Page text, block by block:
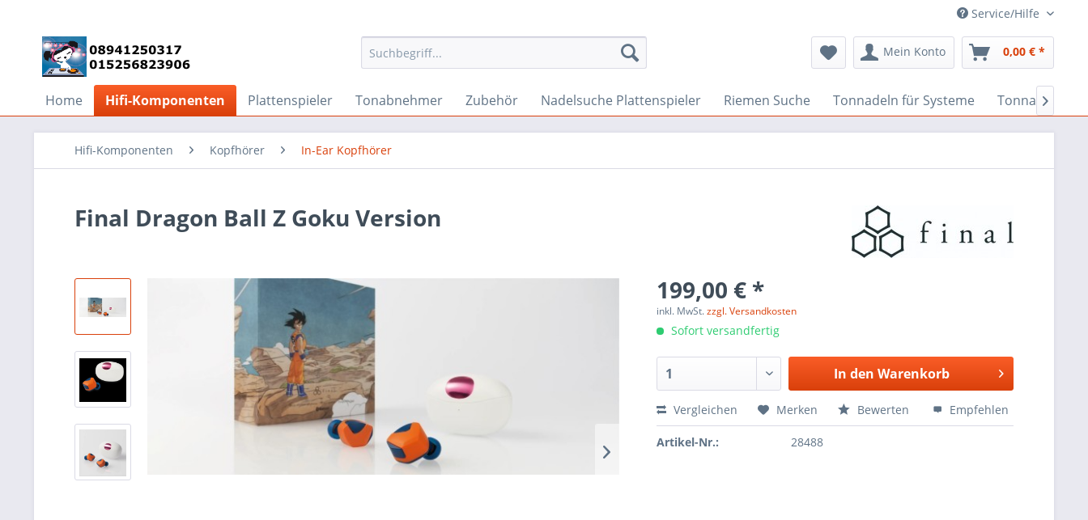
Service/Hilfe
Mein Konto 0,00 € *
Home Hifi-Komponenten Plattenspieler Tonabnehmer Zubehör Nadelsuche Plattenspieler Riemen Suche Tonnadeln für Systeme Tonnadeln

Hifi-Komponenten Kopfhörer In-Ear Kopfhörer
Final Dragon Ball Z Goku Version
199,00 € *
inkl. MwSt.zzgl. Versandkosten
Sofort versandfertig
In den Warenkorb
Vergleichen Merken Bewerten Empfehlen
Artikel-Nr.: 28488